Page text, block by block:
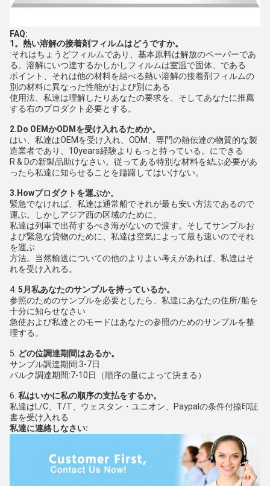
FAQ:
1。熱い溶解の接着剤フィルムはどうですか。
:それはちょうどフィルムであり、基本原料は解放のペーパーであ
る。溶解にいつ達するかしかしフィルムは室温で固体、である
ポイント、それは他の材料を結べる熱い溶解の接着剤フィルムの
別の材料に異なった性能がおよび別にある
使用法、私達は理解したりあなたの要求を、そしてあなたに推薦
する右のプロダクト必要とする。
2.Do OEMかODMを受け入れるためか。
はい、私達はOEMを受け入れ、ODM、専門の熱伝達の物質的な製
造業者であり、10years経験よりもっと持っている。にできる
R & Dの新製品助けなさい。従ってある特別な材料を結ぶ必要があ
ったら私達に知らせることを躊躇してはいけない。
3.Howプロダクトを運ぶか。
緊急でなければ、私達は通常船でそれが最も安い方法であるので
運ぶ。しかしアジア西の区域のために、
私達は列車で出荷するべき海がないので渡す。そしてサンプルお
よび緊急な貨物のために、私達は空気によって最も速いのでそれ
を運ぶ
方法。当然輸送についての他のよりよい考えがあれば、私達はそ
れを受け入れる。
4. 5月私あなたのサンプルを持っているか。
参照のためのサンプルを必要としたら、私達にあなたの住所/船を
十分に知らせなさい
急使および私達とのモードはあなたの参照のためのサンプルを整
理する。
5. どの位調達期間はあるか。
サンプル調達期間:3-7日
バルク調達期間:7-10日（順序の量によって決まる）
6. 私はいかに私の順序の支払をするか。
私達はL/C、T/T、ウェスタン・ユニオン、Paypalの条件付捺印証
書を受け入れる
私達に連絡しなさい: